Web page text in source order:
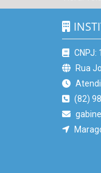
CNPJ:
Rua
(82)